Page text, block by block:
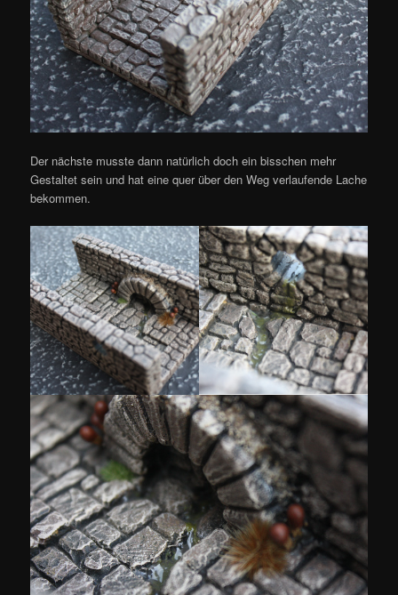
Der nächste musste dann natürlich doch ein bisschen mehr
Gestaltet sein und hat eine quer über den Weg verlaufende Lache
bekommen.